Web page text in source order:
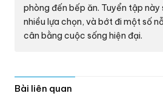
phòng đến bếp ăn. Tuyển tập này
nhiều lựa chọn, và bớt đi một số
cân bằng cuộc sống hiện đại.
Bài liên quan